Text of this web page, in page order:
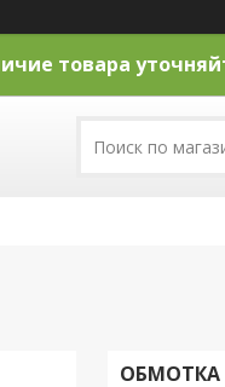
товара
ОБМОТКА